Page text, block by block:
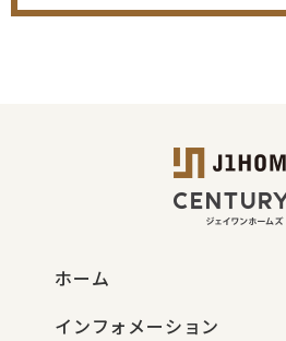
ホーム
インフォメーション